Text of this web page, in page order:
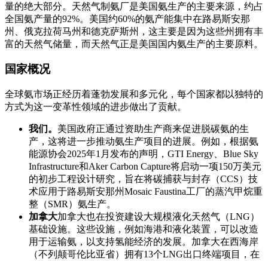
量的绝大部分。天然气制氨厂是美国氨生产的主要来源，约占
全国氨产量的92%。美国约60%的氨产能集中在路易斯安那
州、俄克拉荷马州和德克萨斯州，这主要是因为这些州拥有丰
富的天然气储量，而天然气正是美国国内氨生产的主要原料。
国家概况
全球氨市场正经历着蓬勃发展和多元化，每个国家都以独特的
方式为这一变革性领域的进步做出了贡献。
我们。 美国政府正通过资助生产商来促进脱碳氨的生
产，这将进一步推动氨生产项目的进展。例如，根据氨
能源协会2025年1月发布的声明，GTI Energy、Blue Sky
Infrastructure和Aker Carbon Capture将启动一项150万美元
的初步工程设计研究，旨在将碳捕获与封存（CCS）技
术应用于路易斯安那州Mosaic Faustina工厂的蒸汽甲烷重
整（SMR）氨生产。
加拿大加拿大也在投资建设大规模液化天然气（LNG）
基础设施。这些设施，例如海港和液化装置，可以改造
用于运输氨，以支持氢能经济的发展。加拿大在西海岸
（不列颠哥伦比亚省）拥有13个LNG出口终端项目，在